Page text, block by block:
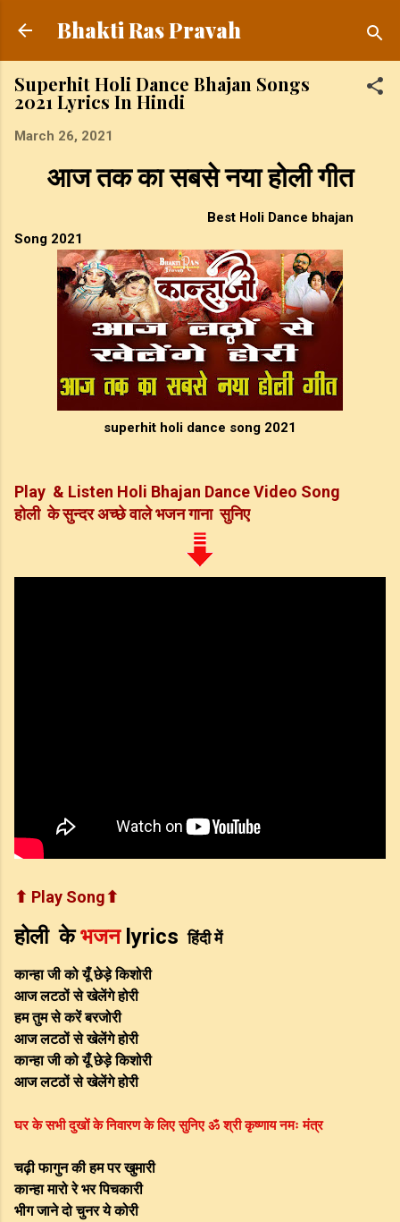
Skip to main content
Bhakti Ras Pravah
Superhit Holi Dance Bhajan Songs
2021 Lyrics In Hindi
March 26, 2021
आज तक का सबसे नया होली गीत
Best Holi Dance bhajan
Song 2021
superhit holi dance song 2021
Play & Listen Holi Bhajan Dance Video Song
होली के सुन्दर अच्छे वाले भजन गाना सुनिए
⬆ Play Song⬆
होली के भजनlyrics हिंदी में
कान्हा जी को यूँ छेड़े किशोरी
आज लटठों से खेलेंगे होरी
हम तुम से करें बरजोरी
आज लटठों से खेलेंगे होरी
कान्हा जी को यूँ छेड़े किशोरी
आज लटठों से खेलेंगे होरी
घर के सभी दुखों के निवारण के लिए सुनिए ॐ श्री कृष्णाय नमः मंत्र
चढ़ी फागुन की हम पर खुमारी
कान्हा मारो रे भर पिचकारी
भीग जाने दो चुनर ये कोरी